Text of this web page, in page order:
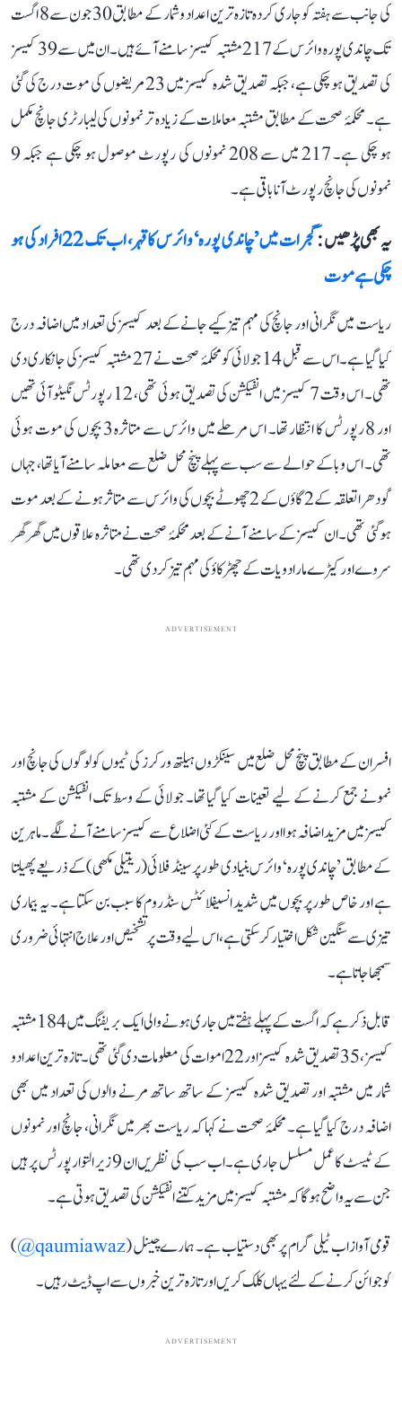
کی جانب سے ہفتہ کو جاری کردہ تازہ ترین اعداد و شمار کے مطابق 30 جون سے 8 اگست
تک چاندی پورہ وائرس کے 217 مشتبہ کیسز سامنے آئے ہیں۔ ان میں سے 39 کیسز
کی تصدیق ہو چکی ہے، جبکہ تصدیق شدہ کیسز میں 23 مریضوں کی موت درج کی گئی
ہے۔ محکمۂ صحت کے مطابق مشتبہ معاملات کے زیادہ تر نمونوں کی لیبارٹری جانچ مکمل
ہو چکی ہے۔ 217 میں سے 208 نمونوں کی رپورٹ موصول ہو چکی ہے جبکہ 9
نمونوں کی جانچ رپورٹ آنا باقی ہے۔
یہ بھی پڑھیں :
گجرات میں ’چاندی پورہ‘ وائرس کا قہر، اب تک 22 افراد کی ہو
چکی ہے موت
ریاست میں نگرانی اور جانچ کی مہم تیز کیے جانے کے بعد کیسز کی تعداد میں اضافہ درج
کیا گیا ہے۔ اس سے قبل 14 جولائی کو محکمۂ صحت نے 27 مشتبہ کیسز کی جانکاری دی
تھی۔ اس وقت 7 کیسز میں انفیکشن کی تصدیق ہوئی تھی، 12 رپورٹس نگیٹو آئی تھیں
اور 8 رپورٹس کا انتظار تھا۔ اس مرحلے میں وائرس سے متاثرہ 3 بچوں کی موت ہوئی
تھی۔ اس وبا کے حوالے سے سب سے پہلے پنچ محل ضلع سے معاملہ سامنے آیا تھا، جہاں
گودھرا تعلقہ کے 2 گاؤں کے 2 چھوٹے بچوں کی وائرس سے متاثر ہونے کے بعد موت
ہو گئی تھی۔ ان کیسز کے سامنے آنے کے بعد محکمۂ صحت نے متاثرہ علاقوں میں گھر گھر
سروے اور کیڑے مار ادویات کے چھڑکاؤ کی مہم تیز کر دی تھی۔
ADVERTISEMENT
افسران کے مطابق پنچ محل ضلع میں سینکڑوں ہیلتھ ورکرز کی ٹیموں کو لوگوں کی جانچ اور
نمونے جمع کرنے کے لیے تعینات کیا گیا تھا۔ جولائی کے وسط تک انفیکشن کے مشتبہ
کیسز میں مزید اضافہ ہوا اور ریاست کے کئی اضلاع سے کیسز سامنے آنے لگے۔ ماہرین
کے مطابق ’چاندی پورہ‘ وائرس بنیادی طور پر سینڈ فلائی (ریتیلی مکھی) کے ذریعے پھیلتا
ہے اور خاص طور پر بچوں میں شدید انسیفلائٹس سنڈروم کا سبب بن سکتا ہے۔ یہ بیماری
تیزی سے سنگین شکل اختیار کر سکتی ہے، اس لیے وقت پر تشخیص اور علاج انتہائی ضروری
سمجھا جاتا ہے۔
قابل ذکر ہے کہ اگست کے پہلے ہفتے میں جاری ہونے والی ایک بریفنگ میں 184 مشتبہ
کیسز، 35 تصدیق شدہ کیسز اور 22 اموات کی معلومات دی گئی تھی۔ تازہ ترین اعداد و
شمار میں مشتبہ اور تصدیق شدہ کیسز کے ساتھ ساتھ مرنے والوں کی تعداد میں بھی
اضافہ درج کیا گیا ہے۔ محکمۂ صحت نے کہا کہ ریاست بھر میں نگرانی، جانچ اور نمونوں
کے ٹیسٹ کا عمل مسلسل جاری ہے۔ اب سب کی نظریں ان 9 زیر التوا رپورٹس پر ہیں
جن سے یہ واضح ہوگا کہ مشتبہ کیسز میں مزید کتنے انفیکشن کی تصدیق ہوتی ہے۔
قومی آواز اب ٹیلی گرام پر بھی دستیاب ہے۔ ہمارے چینل (qaumiawaz@
)
کو جوائن کرنے کے لئے یہاں کلک کریں اور تازہ ترین خبروں سے اپ ڈیٹ رہیں۔
ADVERTISEMENT